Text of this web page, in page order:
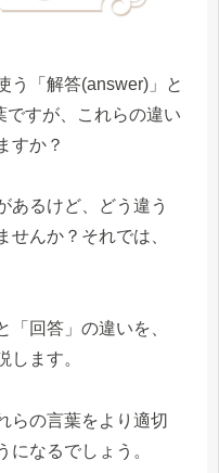
う「解答(answer)」と
ですが、これらの違い
すか？
あるけど、どう違う
んか？それでは、
回答」の違いを、
します。
らの言葉をより適切
になるでしょう。